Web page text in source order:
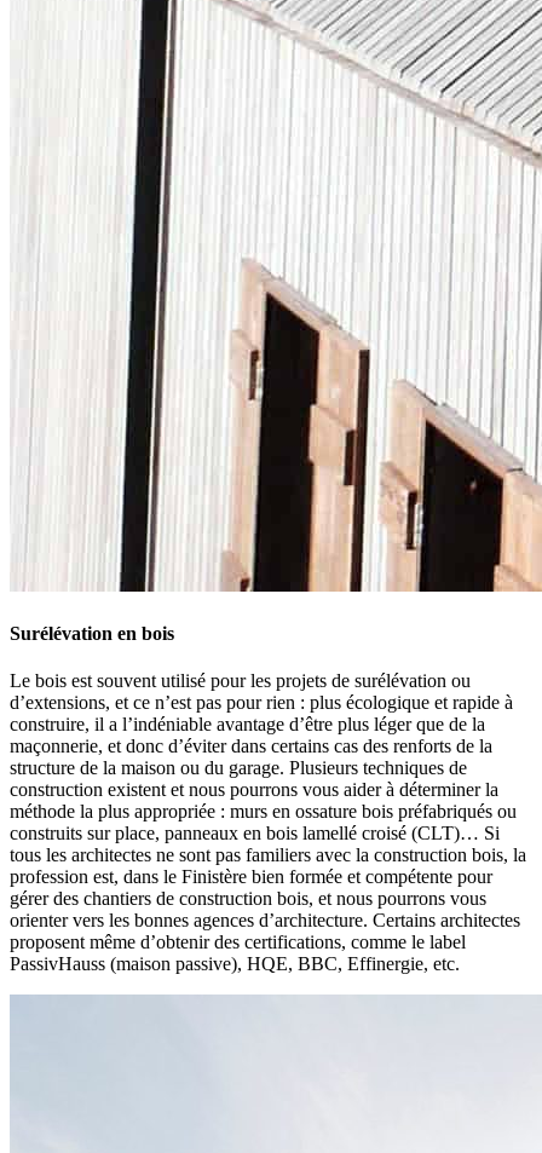
Surélévation en bois
Le bois est souvent utilisé pour les projets de surélévation ou
d’extensions, et ce n’est pas pour rien : plus écologique et rapide à
construire, il a l’indéniable avantage d’être plus léger que de la
maçonnerie, et donc d’éviter dans certains cas des renforts de la
structure de la maison ou du garage. Plusieurs techniques de
construction existent et nous pourrons vous aider à déterminer la
méthode la plus appropriée : murs en ossature bois préfabriqués ou
construits sur place, panneaux en bois lamellé croisé (CLT)… Si
tous les architectes ne sont pas familiers avec la construction bois, la
profession est, dans le Finistère bien formée et compétente pour
gérer des chantiers de construction bois, et nous pourrons vous
orienter vers les bonnes agences d’architecture. Certains architectes
proposent même d’obtenir des certifications, comme le label
PassivHauss (maison passive), HQE, BBC, Effinergie, etc.